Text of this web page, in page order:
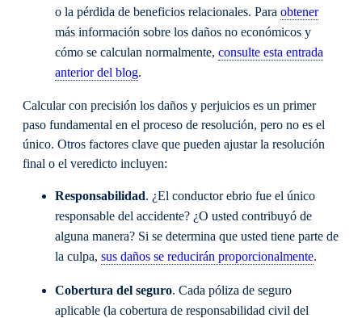
o la pérdida de beneficios relacionales. Para obtener
más información sobre los daños no económicos y
cómo se calculan normalmente, consulte esta entrada
anterior del blog.
Calcular con precisión los daños y perjuicios es un primer
paso fundamental en el proceso de resolución, pero no es el
único. Otros factores clave que pueden ajustar la resolución
final o el veredicto incluyen:
Responsabilidad. ¿El conductor ebrio fue el único
responsable del accidente? ¿O usted contribuyó de
alguna manera? Si se determina que usted tiene parte de
la culpa, sus daños se reducirán proporcionalmente.
Cobertura del seguro. Cada póliza de seguro
aplicable (la cobertura de responsabilidad civil del